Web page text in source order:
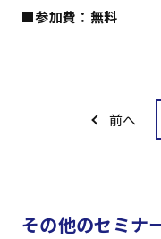
■参加費：無料
前へ
その他のセミナ